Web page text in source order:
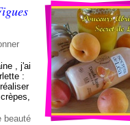
, j'ai
:
beauté